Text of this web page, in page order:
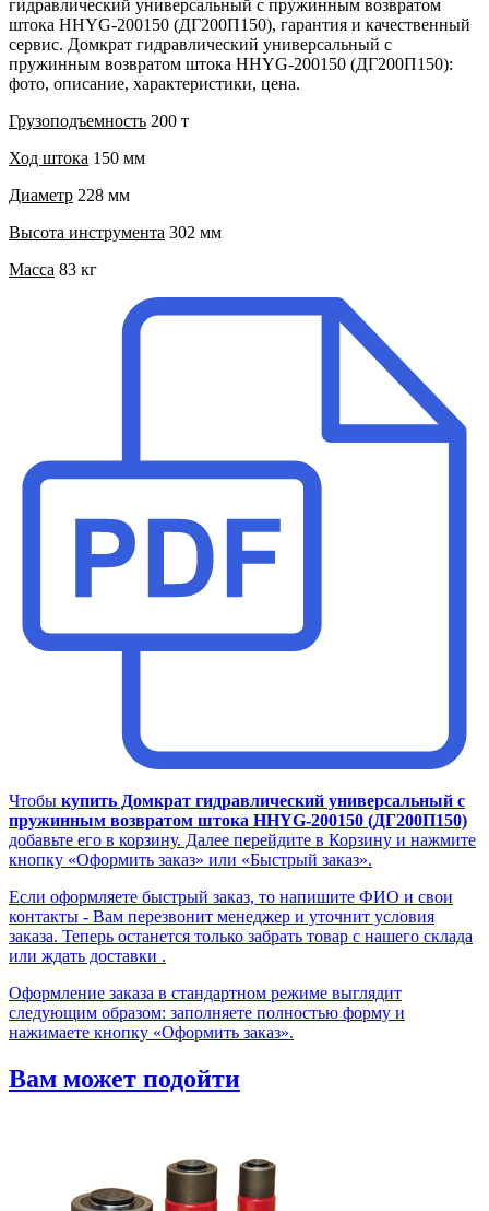
гидравлический универсальный с пружинным возвратом
штока HHYG-200150 (ДГ200П150), гарантия и качественный
сервис. Домкрат гидравлический универсальный с
пружинным возвратом штока HHYG-200150 (ДГ200П150):
фото, описание, характеристики, цена.
Грузоподъемность 200 т
Ход штока 150 мм
Диаметр 228 мм
Высота инструмента 302 мм
Масса 83 кг
Чтобы купить Домкрат гидравлический универсальный с
пружинным возвратом штока HHYG-200150 (ДГ200П150)
добавьте его в корзину. Далее перейдите в Корзину и нажмите
кнопку «Оформить заказ» или «Быстрый заказ».
Если оформляете быстрый заказ, то напишите ФИО и свои
контакты - Вам перезвонит менеджер и уточнит условия
заказа. Теперь останется только забрать товар с нашего склада
или ждать доставки .
Оформление заказа в стандартном режиме выглядит
следующим образом: заполняете полностью форму и
нажимаете кнопку «Оформить заказ».
Вам может подойти